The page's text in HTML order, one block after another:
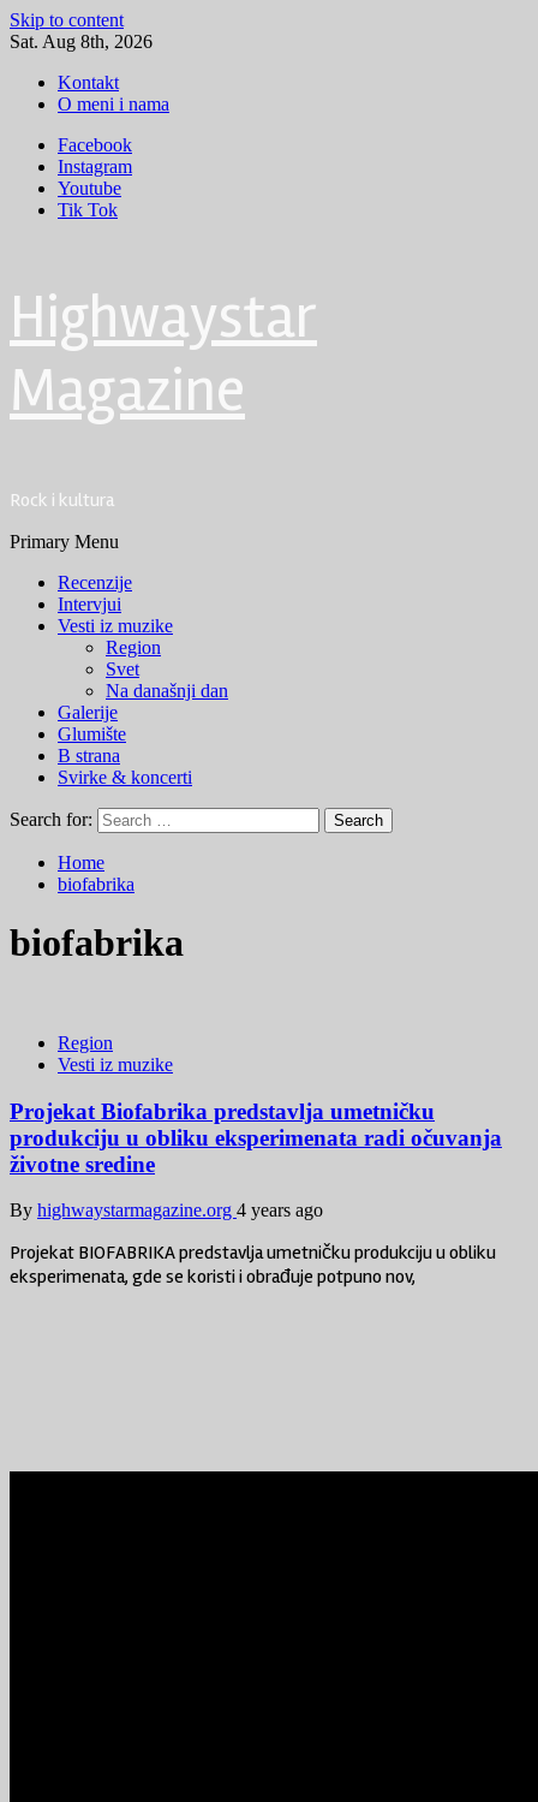
Skip to content
Sat. Aug 8th, 2026
Kontakt
O meni i nama
Facebook
Instagram
Youtube
Tik Tok
Highwaystar
Magazine
Rock i kultura
Primary Menu
Recenzije
Intervjui
Vesti iz muzike
Region
Svet
Na današnji dan
Galerije
Glumište
B strana
Svirke & koncerti
Search for:
Home
biofabrika
biofabrika
Region
Vesti iz muzike
Projekat Biofabrika predstavlja umetničku
produkciju u obliku eksperimenata radi očuvanja
životne sredine
By highwaystarmagazine.org 4 years ago
Projekat BIOFABRIKA predstavlja umetničku produkciju u obliku
eksperimenata, gde se koristi i obrađuje potpuno nov,